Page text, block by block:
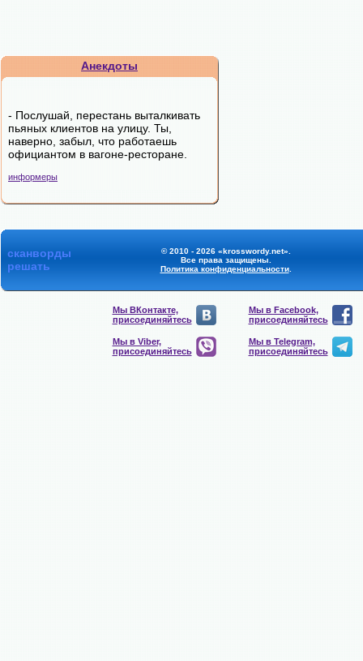
Анекдоты
- Послушай, перестань выталкивать
пьяных клиентов на улицу. Ты,
наверно, забыл, что работаешь
официантом в вагоне-ресторане.
информеры
сканворды
решать
© 2010 - 2026 «krosswordy.net».
Все права защищены.
Политика конфиденциальности.
Мы ВКонтакте,
присоединяйтесь
Мы в Facebook,
присоединяйтесь
Мы в Viber,
присоединяйтесь
Мы в Telegram,
присоединяйтесь